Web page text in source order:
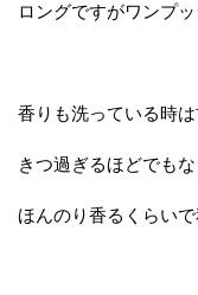
ロングですがワンプ
香りも洗っている時
きつ過ぎるほどでも
ほんのり香るくらいで